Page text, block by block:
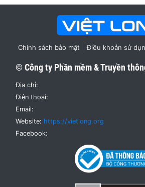
đổi số quốc gia
06:03 01/01/2025
Hệ thống lưu trữ điện tử nhìn từ
Chính sách bảo mật Điều khoản sử dụng